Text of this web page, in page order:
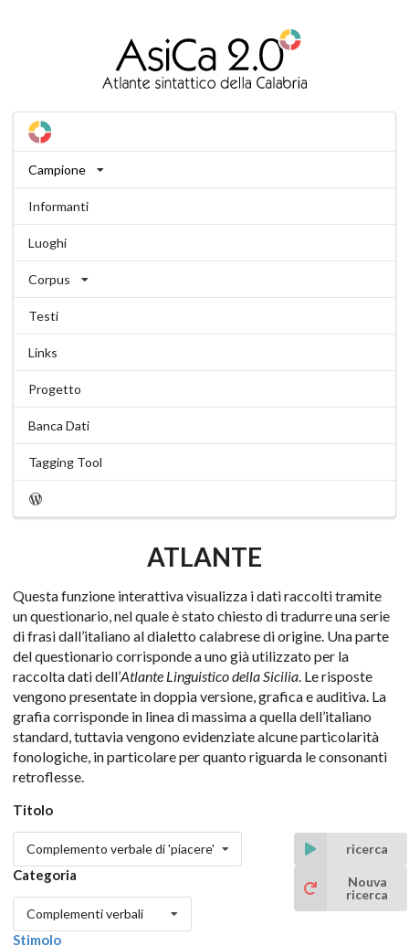
Campione
Informanti
Luoghi
Corpus
Testi
Links
Progetto
Banca Dati
Tagging Tool
ATLANTE
Questa funzione interattiva visualizza i dati raccolti tramite
un questionario, nel quale è stato chiesto di tradurre una serie
di frasi dall’italiano al dialetto calabrese di origine. Una parte
del questionario corrisponde a uno già utilizzato per la
raccolta dati dell’Atlante Linguistico della Sicilia. Le risposte
vengono presentate in doppia versione, grafica e auditiva. La
grafia corrisponde in linea di massima a quella dell’italiano
standard, tuttavia vengono evidenziate alcune particolarità
fonologiche, in particolare per quanto riguarda le consonanti
retroflesse.
Titolo
Complemento verbale di 'piacere'
Categoria
Complementi verbali
Stimolo
ricerca
Nouva
ricerca